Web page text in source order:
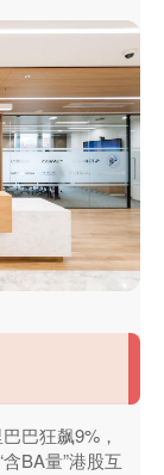
巴狂飙9%，
BA量”港股互